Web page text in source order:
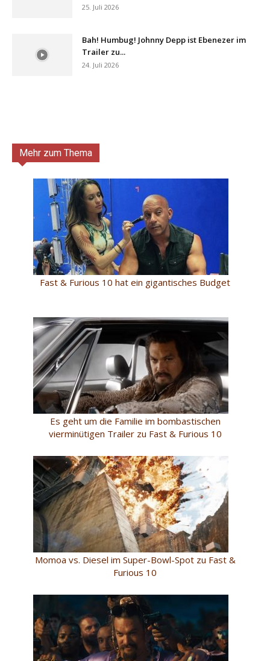
25. Juli 2026
Bah! Humbug! Johnny Depp ist Ebenezer im
Trailer zu...
24. Juli 2026
Mehr zum Thema
Fast & Furious 10 hat ein gigantisches Budget
Es geht um die Familie im bombastischen
vierminütigen Trailer zu Fast & Furious 10
Momoa vs. Diesel im Super-Bowl-Spot zu Fast &
Furious 10